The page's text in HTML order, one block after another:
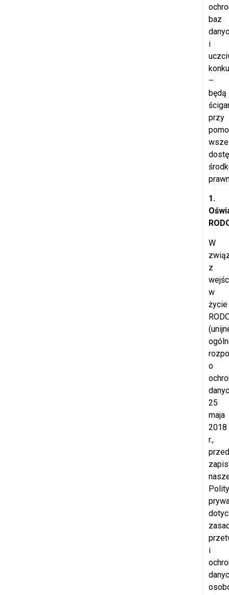
baz
i
–
będą
przy
1.
W
z
w
życie
o
25
maja
2018
r.,
i